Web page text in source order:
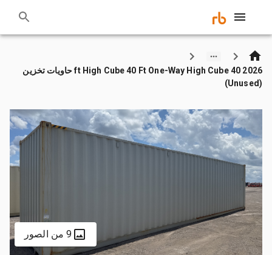
2026 40 ft High Cube 40 Ft One-Way High Cube حاويات تخزين
(Unused)
9 من الصور